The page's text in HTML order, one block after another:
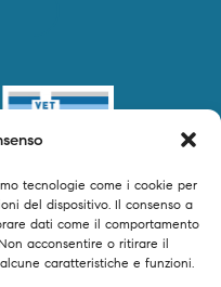
tecnologie come i cookie per
del dispositivo. Il consenso a
dati come il comportamento
acconsentire o ritirare il
caratteristiche e funzioni.